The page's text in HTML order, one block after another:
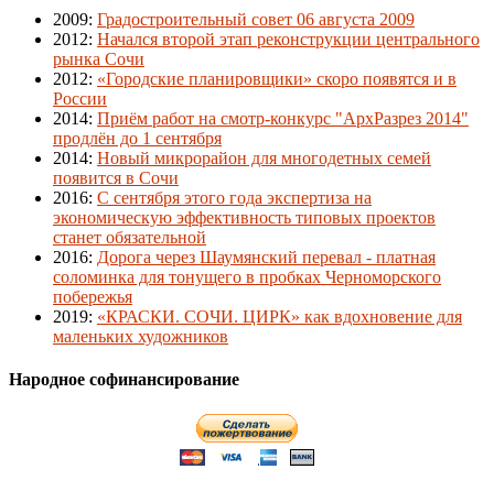
2009: Градостроительный совет 06 августа 2009
2012: Начался второй этап реконструкции центрального
рынка Сочи
2012: «Городские планировщики» скоро появятся и в
России
2014: Приём работ на смотр-конкурс "АрхРазрез 2014"
продлён до 1 сентября
2014: Новый микрорайон для многодетных семей
появится в Сочи
2016: С сентября этого года экспертиза на
экономическую эффективность типовых проектов
станет обязательной
2016: Дорога через Шаумянский перевал - платная
соломинка для тонущего в пробках Черноморского
побережья
2019: «КРАСКИ. СОЧИ. ЦИРК» как вдохновение для
маленьких художников
Народное софинансирование